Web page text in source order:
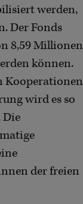
werden,
Der Fonds
8,59 Millionen
können.
Kooperationen
wird es so
Die
der freien